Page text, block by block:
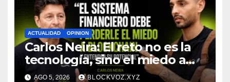
ACTUALIDAD OPINION
Carlos Neira: El reto no es la
tecnología, sino el miedo a
entenderla
AGO 5, 2026 BLOCKVOZ.XYZ